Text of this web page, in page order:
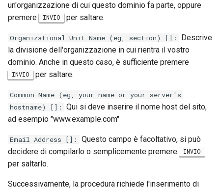
un'organizzazione di cui questo dominio fa parte, oppure
premere INVIO per saltare.
Organizational Unit Name (eg, section) []:
Descrive
la divisione dell'organizzazione in cui rientra il vostro
dominio. Anche in questo caso, è sufficiente premere
INVIO per saltare.
Common Name (eg, your name or your server's
hostname) []:
Qui si deve inserire il nome host del sito,
ad esempio "www.example.com"
Email Address []:
Questo campo è facoltativo, si può
decidere di compilarlo o semplicemente premere INVIO
per saltarlo.
Successivamente, la procedura richiede l'inserimento di